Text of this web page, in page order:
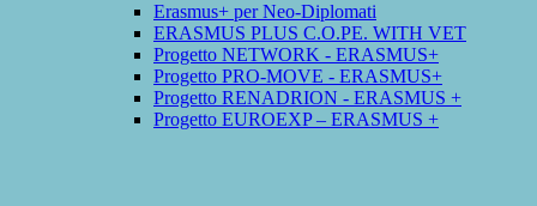
Erasmus+ per Neo-Diplomati
ERASMUS PLUS C.O.PE. WITH VET
Progetto NETWORK - ERASMUS+
Progetto PRO-MOVE - ERASMUS+
Progetto RENADRION - ERASMUS +
Progetto EUROEXP – ERASMUS +